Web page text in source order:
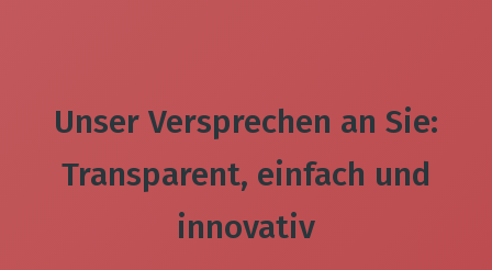
Unser Versprechen an Sie:
Transparent, einfach und
innovativ